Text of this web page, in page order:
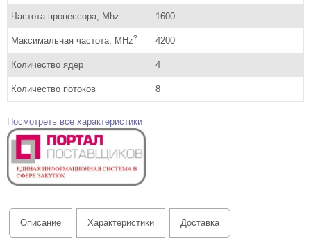
Частота процессора, Mhz 1600
Максимальная частота, MHz? 4200
Количество ядер 4
Количество потоков 8
Посмотреть все характеристики
Описание Характеристики Доставка